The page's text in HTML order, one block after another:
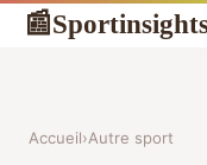
📰
Accueil›Autre sport